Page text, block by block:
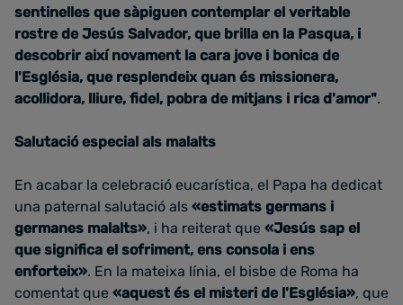
sentinelles que sàpiguen contemplar el veritable
rostre de Jesús Salvador, que brilla en la Pasqua, i
descobrir així novament la cara jove i bonica de
l'Església, que resplendeixquan és missionera,
acollidora, lliure, fidel, pobra de mitjans i rica d'amor".
Salutació especial als malalts
En acabar la celebració eucarística, el Papa ha dedicat
una paternal salutació als «estimats germans i
germanes malalts», i ha reiterat que «Jesús sap el
que significa el sofriment, ens consola i ens
enforteix». En la mateixa línia, el bisbe de Roma ha
comentat que «aquest és el misteri de l'Església», que